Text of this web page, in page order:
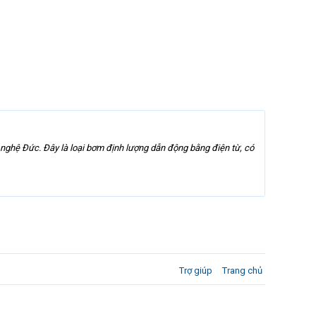
Đức. Đây là loại bơm định lượng dẫn động bằng điện từ, có
Trợ giúp Trang chủ